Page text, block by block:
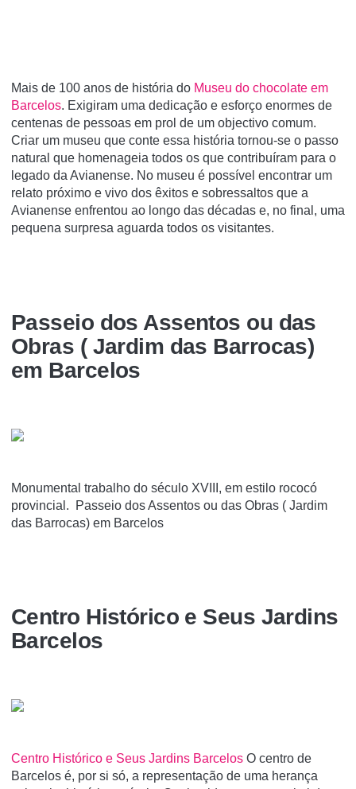
Mais de 100 anos de história do Museu do chocolate em
Barcelos. Exigiram uma dedicação e esforço enormes de
centenas de pessoas em prol de um objectivo comum.
Criar um museu que conte essa história tornou-se o passo
natural que homenageia todos os que contribuíram para o
legado da Avianense. No museu é possível encontrar um
relato próximo e vivo dos êxitos e sobressaltos que a
Avianense enfrentou ao longo das décadas e, no final, uma
pequena surpresa aguarda todos os visitantes.
Passeio dos Assentos ou das
Obras ( Jardim das Barrocas)
em Barcelos
Monumental trabalho do século XVIII, em estilo rococó
provincial. Passeio dos Assentos ou das Obras ( Jardim
das Barrocas) em Barcelos
Centro Histórico e Seus Jardins
Barcelos
Centro Histórico e Seus Jardins Barcelos O centro de
Barcelos é, por si só, a representação de uma herança